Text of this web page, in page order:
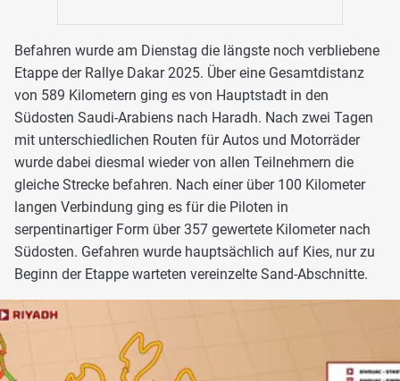
Befahren wurde am Dienstag die längste noch verbliebene
Etappe der Rallye Dakar 2025. Über eine Gesamtdistanz
von 589 Kilometern ging es von Hauptstadt in den
Südosten Saudi-Arabiens nach Haradh. Nach zwei Tagen
mit unterschiedlichen Routen für Autos und Motorräder
wurde dabei diesmal wieder von allen Teilnehmern die
gleiche Strecke befahren. Nach einer über 100 Kilometer
langen Verbindung ging es für die Piloten in
serpentinartiger Form über 357 gewertete Kilometer nach
Südosten. Gefahren wurde hauptsächlich auf Kies, nur zu
Beginn der Etappe warteten vereinzelte Sand-Abschnitte.